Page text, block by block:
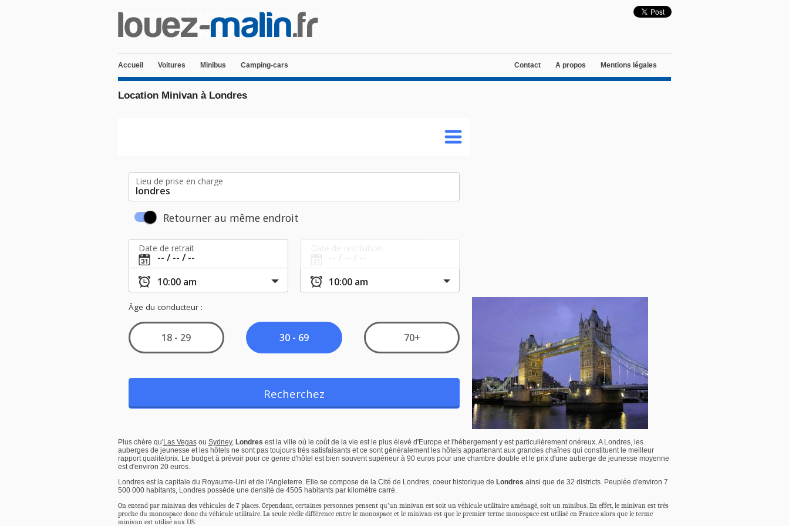
Accueil Mentions légales
Voitures Minibus A propos
Camping-cars Contact
Location Minivan à Londres
Plus chère qu'Las Vegasou Sydney, Londres est la ville où le coût de la vie est le plus élevé d'Europe et l'hébergement y est particulièrement onéreux. A Londres, les
auberges de jeunesse et les hôtels ne sont pas toujours très satisfaisants et ce sont généralement les hôtels appartenant aux grandes chaînes qui constituent le meilleur
rapport qualité/prix. Le budget à prévoir pour ce genre d'hôtel est bien souvent supérieur à 90 euros pour une chambre double et le prix d'une auberge de jeunesse moyenne
est d'environ 20 euros.
Londres est la capitale du Royaume-Uni et de l'Angleterre. Elle se compose de la Cité de Londres, coeur historique de Londres ainsi que de 32 districts. Peuplée d'environ 7
500 000 habitants, Londres possède une densité de 4505 habitants par kilomètre carré.
On entend par minivan des véhicules de 7 places. Cependant, certaines personnes pensent qu’un minivan est soit un véhicule utilitaire aménagé, soit un minibus. En effet, le minivan est très
proche du monospace donc du véhicule utilitaire. La seule réelle différence entre le monospace et le minivan est que le premier terme monospace est utilisé en France alors que le terme
minivan est utilisé aux US.